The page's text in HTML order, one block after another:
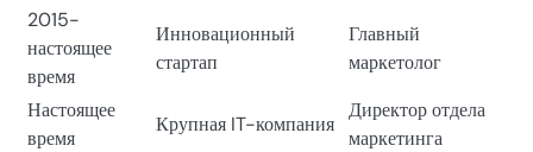
2015-
настоящее
время
Инновационный
стартап
Главный
маркетолог
Настоящее
время
Крупная IT-компания
Директор отдела
маркетинга